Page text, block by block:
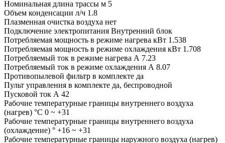
Номинальная длина трассы м 5
Объем конденсации л/ч 1.8
Плазменная очистка воздуха нет
Подключение электропитания Внутренний блок
Потребляемая мощность в режиме нагрева кВт 1.538
Потребляемая мощность в режиме охлаждения кВт 1.708
Потребляемый ток в режиме нагрева А 7.23
Потребляемый ток в режиме охлаждения А 8.07
Противопылевой фильтр в комплекте да
Пульт управления в комплекте да, беспроводной
Пусковой ток А 42
Рабочие температурные границы внутреннего воздуха
(нагрев) °C 0 ~ +31
Рабочие температурные границы внутреннего воздуха
(охлаждение) ° +16 ~ +31
Рабочие температурные границы наружного воздуха (нагрев)